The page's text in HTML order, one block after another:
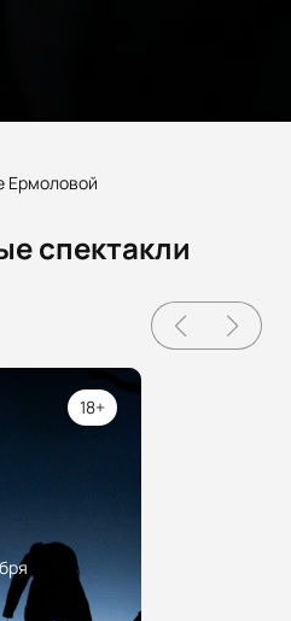
Ермоловой
спектакли
18+